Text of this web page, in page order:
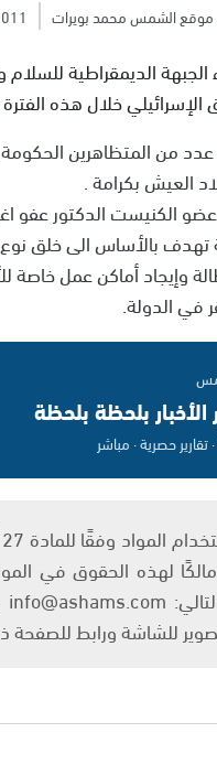
الشمس محمد بويرات
الجبهة الديمقراطية
خلال هذه الفترة
من المتظاهرين الحكومة
العيش بكرامة .
عضو الكنيست الدكتور عفو
تهدف بالأساس الى خلق
وإيجاد أماكن عمل خاصة
في الدولة.
الأخبار بلحظة بلحظة
تقارير حصرية · مباشر
لهذه الحقوق في
للشاشة ورابط